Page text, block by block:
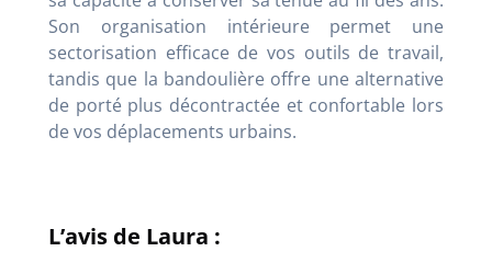
Son organisation intérieure permet une
sectorisation efficace de vos outils de travail,
tandis que la bandoulière offre une alternative
de porté plus décontractée et confortable lors
de vos déplacements urbains.
L’avis de Laura :